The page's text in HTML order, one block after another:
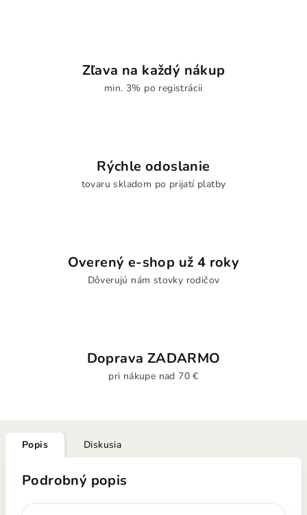
Zľava na každý nákup
min. 3% po registrácii
Rýchle odoslanie
tovaru skladom po prijatí platby
Overený e-shop už 4 roky
Dôverujú nám stovky rodičov
Doprava ZADARMO
pri nákupe nad 70 €
Popis Diskusia
Podrobný popis